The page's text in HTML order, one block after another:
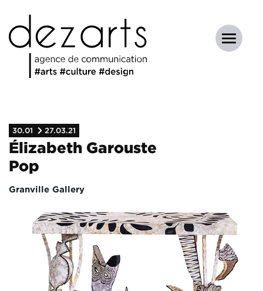
30.01 27.03.21
Élizabeth Garouste
Pop
Granville Gallery